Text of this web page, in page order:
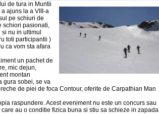
de tura in Muntii
ajuns la a VIII-a
pe schiuri de
schiori pasionati,
nu in ultimul
toti participantii )
ca vom sta afara
un pachet de
mic dejun,
montan
gura sobei, se va
de piei de foca Contour, oferite de Carpathian Man
raspundere. Acest eveniment nu este un concurs sau
au o conditie fizica buna si stiu sa schieze in zapada